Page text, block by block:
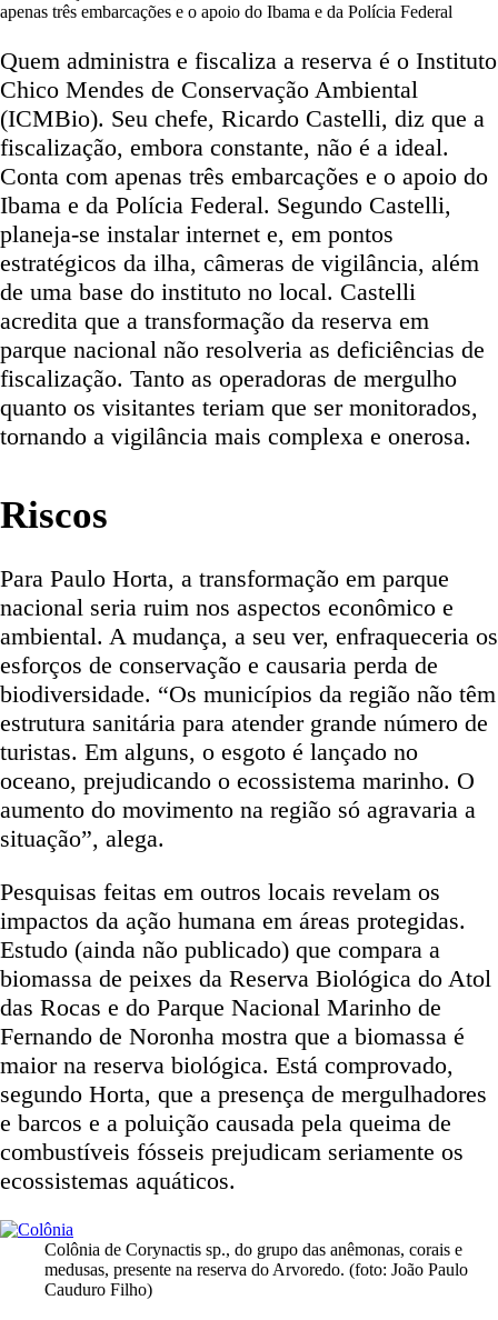
apenas três embarcações e o apoio do Ibama e da Polícia Federal
Quem administra e fiscaliza a reserva é o Instituto
Chico Mendes de Conservação Ambiental
(ICMBio). Seu chefe, Ricardo Castelli, diz que a
fiscalização, embora constante, não é a ideal.
Conta com apenas três embarcações e o apoio do
Ibama e da Polícia Federal. Segundo Castelli,
planeja-se instalar internet e, em pontos
estratégicos da ilha, câmeras de vigilância, além
de uma base do instituto no local. Castelli
acredita que a transformação da reserva em
parque nacional não resolveria as deficiências de
fiscalização. Tanto as operadoras de mergulho
quanto os visitantes teriam que ser monitorados,
tornando a vigilância mais complexa e onerosa.
Riscos
Para Paulo Horta, a transformação em parque
nacional seria ruim nos aspectos econômico e
ambiental. A mudança, a seu ver, enfraqueceria os
esforços de conservação e causaria perda de
biodiversidade. “Os municípios da região não têm
estrutura sanitária para atender grande número de
turistas. Em alguns, o esgoto é lançado no
oceano, prejudicando o ecossistema marinho. O
aumento do movimento na região só agravaria a
situação”, alega.
Pesquisas feitas em outros locais revelam os
impactos da ação humana em áreas protegidas.
Estudo (ainda não publicado) que compara a
biomassa de peixes da Reserva Biológica do Atol
das Rocas e do Parque Nacional Marinho de
Fernando de Noronha mostra que a biomassa é
maior na reserva biológica. Está comprovado,
segundo Horta, que a presença de mergulhadores
e barcos e a poluição causada pela queima de
combustíveis fósseis prejudicam seriamente os
ecossistemas aquáticos.
Colônia de Corynactis sp., do grupo das anêmonas, corais e
medusas, presente na reserva do Arvoredo. (foto: João Paulo
Cauduro Filho)